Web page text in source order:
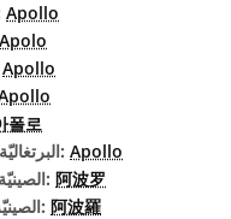
Apollo
Apolo
Apollo
폴로
البرتغاليّة البرازيليّة: Apollo
الصينيّة المبسطة: 阿波罗
الصينيّة التقليدية: 阿波羅